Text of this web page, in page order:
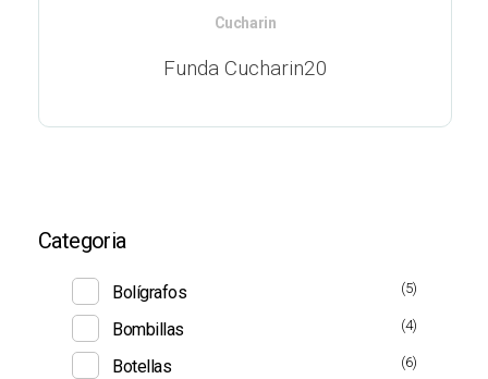
Funda Cucharin20
Cucharin
Categoria
Bolígrafos (5)
Bombillas (4)
Botellas (6)